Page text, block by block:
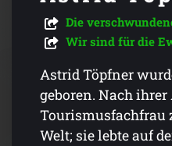
Die
Wir sind für die
Astrid Töpfner
geboren. Nach
Tourismusfachfrau
Welt; sie lebte auf